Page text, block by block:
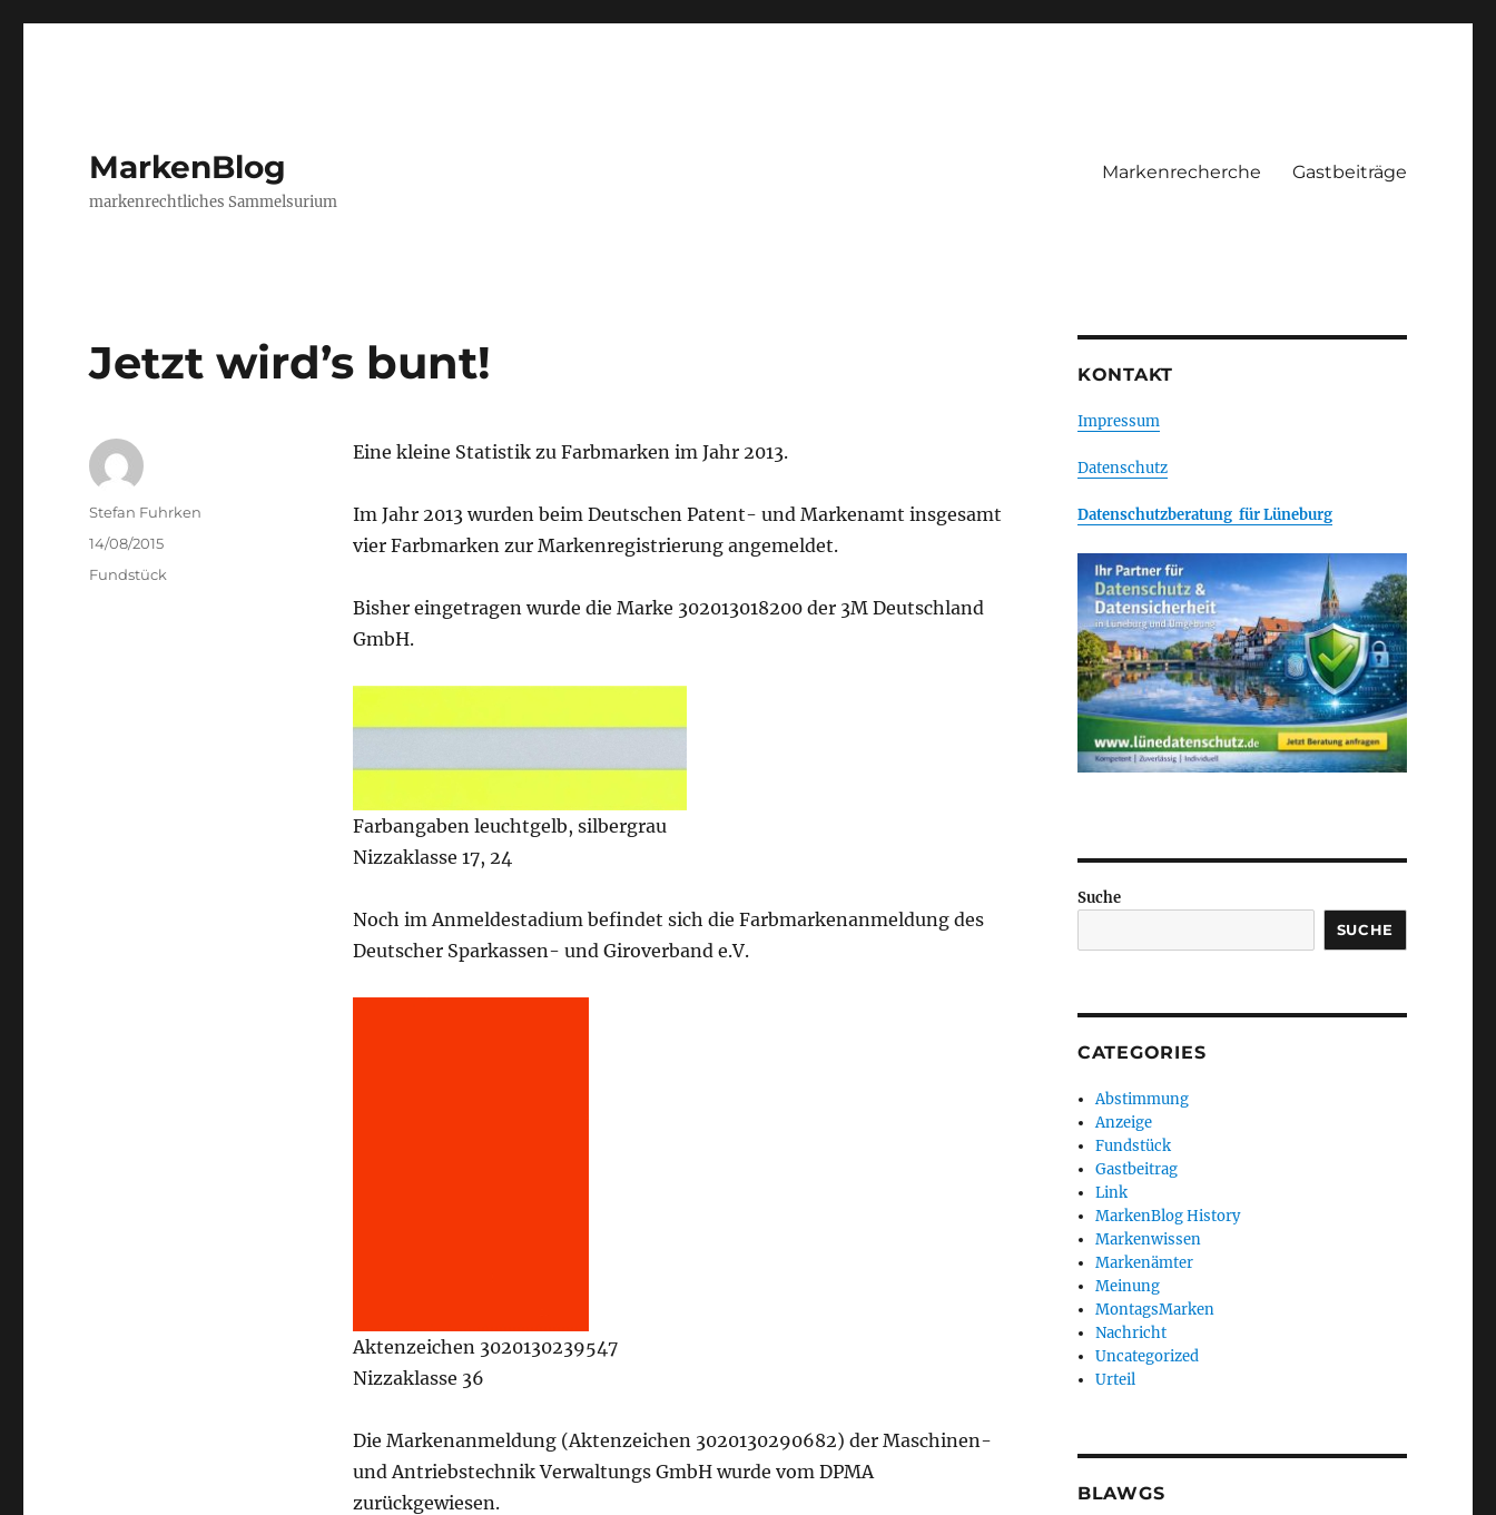
MarkenBlog
markenrechtliches Sammelsurium
Markenrecherche Gastbeiträge
Jetzt wird’s bunt!
Eine kleine Statistik zu Farbmarken im Jahr 2013.
Im Jahr 2013 wurden beim Deutschen Patent- und Markenamt insgesamt
vier Farbmarken zur Markenregistrierung angemeldet.
Bisher eingetragen wurde die Marke 302013018200 der 3M Deutschland
GmbH.
Farbangaben leuchtgelb, silbergrau
Nizzaklasse 17, 24
Noch im Anmeldestadium befindet sich die Farbmarkenanmeldung des
Deutscher Sparkassen- und Giroverband e.V.
Aktenzeichen 3020130239547
Nizzaklasse 36
Die Markenanmeldung (Aktenzeichen 3020130290682) der Maschinen-
und Antriebstechnik Verwaltungs GmbH wurde vom DPMA
zurückgewiesen.
Author
Stefan Fuhrken
Posted
14/08/2015
Categories
Fundstück
KONTAKT
Impressum
Datenschutz
Datenschutzberatung für Lüneburg
Suche
SUCHE
CATEGORIES
Abstimmung
Anzeige
Fundstück
Gastbeitrag
Link
MarkenBlog History
Markenwissen
Markenämter
Meinung
MontagsMarken
Nachricht
Uncategorized
Urteil
BLAWGS